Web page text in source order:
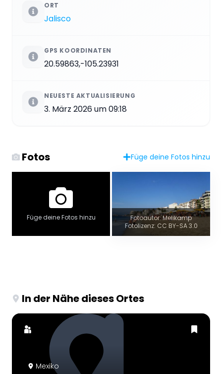
ORT
Jalisco
GPS KOORDINATEN
20.59863,-105.23931
NEUESTE AKTUALISIERUNG
3. März 2026 um 09:18
Fotos Füge deine Fotos hinzu
Füge deine Fotos hinzu
Fotoautor: Melikamp
Fotolizenz: CC BY-SA 3.0
In der Nähe dieses Ortes
Mexiko